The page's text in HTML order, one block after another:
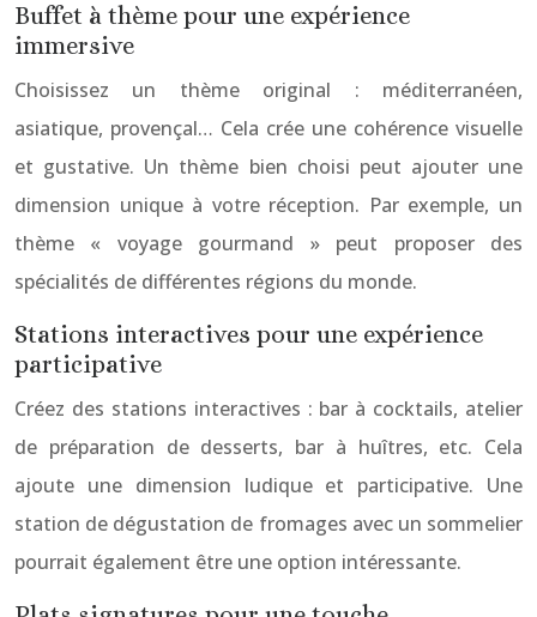
Buffet à thème pour une expérience
immersive
Choisissez un thème original : méditerranéen,
asiatique, provençal… Cela crée une cohérence visuelle
et gustative. Un thème bien choisi peut ajouter une
dimension unique à votre réception. Par exemple, un
thème « voyage gourmand » peut proposer des
spécialités de différentes régions du monde.
Stations interactives pour une expérience
participative
Créez des stations interactives : bar à cocktails, atelier
de préparation de desserts, bar à huîtres, etc. Cela
ajoute une dimension ludique et participative. Une
station de dégustation de fromages avec un sommelier
pourrait également être une option intéressante.